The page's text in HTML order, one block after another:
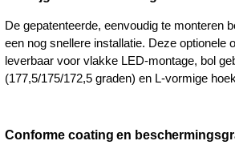
De gepatenteerde, eenvoudig te monteren
een nog snellere installatie. Deze optionele
leverbaar voor vlakke LED-montage, bol
(177,5/175/172,5 graden) en L-vormige
Conforme coating en